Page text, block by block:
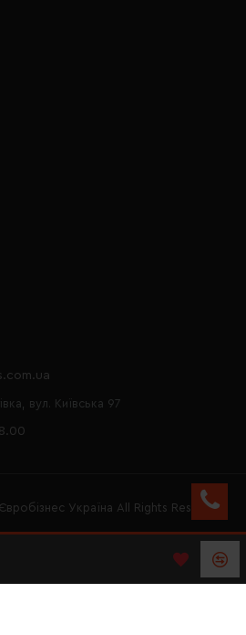
вул. Київська 97
Україна All Rights Reserved